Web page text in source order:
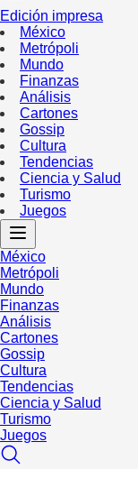
Edición impresa
México
Metrópoli
Mundo
Finanzas
Análisis
Cartones
Gossip
Cultura
Tendencias
Ciencia y Salud
Turismo
Juegos
México
Metrópoli
Mundo
Finanzas
Análisis
Cartones
Gossip
Cultura
Tendencias
Ciencia y Salud
Turismo
Juegos